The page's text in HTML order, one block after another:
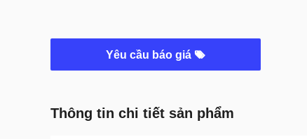
Yêu cầu báo giá
Thông tin chi tiết sản phẩm